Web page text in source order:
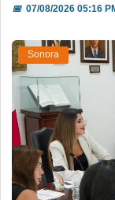
📅07/08/2026 05:16
Sonora